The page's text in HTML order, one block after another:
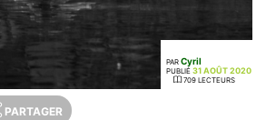
PAR Cyril
PUBLIÉ 31 AOÛT 2020
709 LECTEURS
PARTAGER